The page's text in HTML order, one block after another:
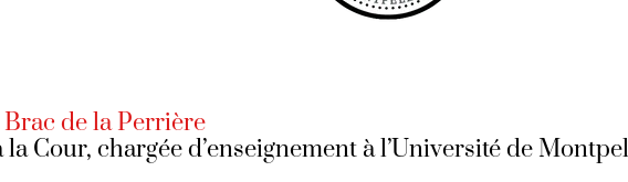
de la Perrière
la Cour, chargée d’enseignement à l’Université de